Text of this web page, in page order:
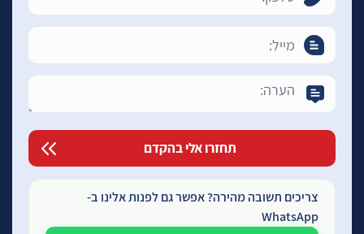
צריכים תשובה מהירה? אפשר גם לפנות אלינו ב-
WhatsApp